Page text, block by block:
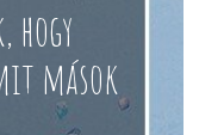
hogy
mások